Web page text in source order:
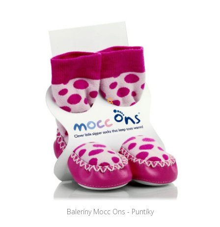
Baleríny Mocc Ons - Puntíky